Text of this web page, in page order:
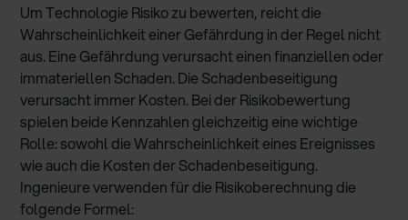
Um Technologie Risiko zu bewerten, reicht die
Wahrscheinlichkeit einer Gefährdung in der Regel nicht
aus. Eine Gefährdung verursacht einen finanziellen oder
immateriellen Schaden. Die Schadenbeseitigung
verursacht immer Kosten. Bei der Risikobewertung
spielen beide Kennzahlen gleichzeitig eine wichtige
Rolle: sowohl die Wahrscheinlichkeit eines Ereignisses
wie auch die Kosten der Schadenbeseitigung.
Ingenieure verwenden für die Risikoberechnung die
folgende Formel: